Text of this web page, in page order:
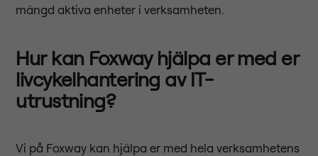
mängd aktiva enheter i verksamheten.
Hur kan Foxway hjälpa er med er
livcykelhantering av IT-
utrustning?
Vi på Foxway kan hjälpa er med hela verksamhetens